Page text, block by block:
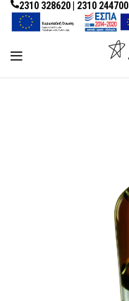
2310 328620 | 2310 244700